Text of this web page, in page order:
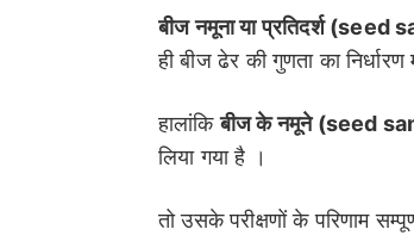
बीज नमूना या प्रतिदर्श
ही बीज ढेर की गुणता का
हालांकिबीज के नमूने (seed
लिया गया है ।
तो उसके परीक्षणों के परिणाम